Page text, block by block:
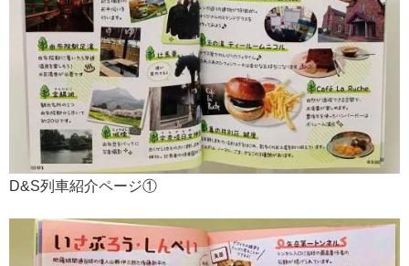
D&S列車紹介ページ①